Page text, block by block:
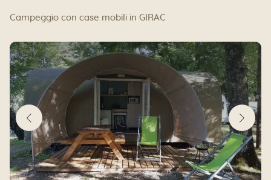
Campeggio con case mobili in GIRAC